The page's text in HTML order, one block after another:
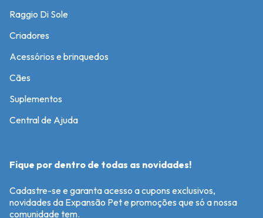
Raggio Di Sole
Criadores
Acessórios e brinquedos
Cães
Suplementos
Central de Ajuda
Fique por dentro de todas as novidades!
Cadastre-se e garanta acesso a cupons exclusivos,
novidades da Expansão Pet e promoções que só a nossa
comunidade tem.